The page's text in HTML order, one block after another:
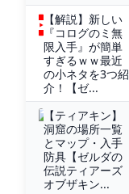
【解説】新しい
『コログのミ無
限入手』が簡単
すぎるｗｗ最近
の小ネタを3つ紹
介！【ゼ...
【ティアキン】
洞窟の場所一覧
とマップ・入手
防具【ゼルダの
伝説ティアーズ
オブザキン...